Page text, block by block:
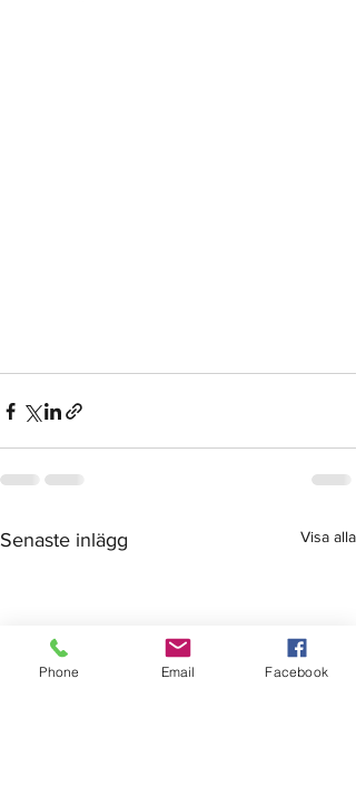
Senaste inlägg Visa alla
Phone Email Facebook